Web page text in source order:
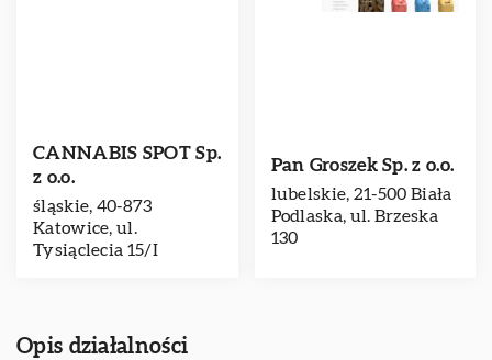
CANNABIS SPOT Sp.
z o.o.
śląskie, 40-873
Katowice, ul.
Tysiąclecia 15/I
Pan Groszek Sp. z o.o.
lubelskie, 21-500 Biała
Podlaska, ul. Brzeska
130
Opis działalności